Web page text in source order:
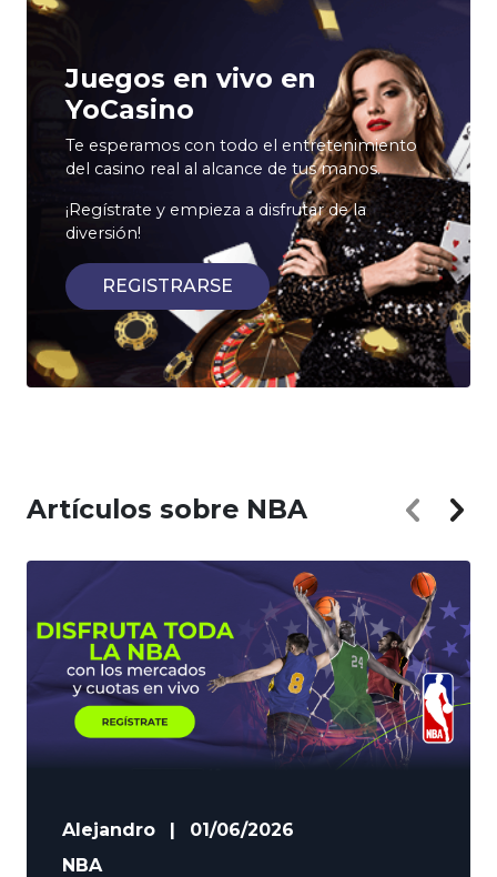
Juegos en vivo en
YoCasino
Te esperamos con todo el entretenimiento
del casino real al alcance de tus manos.
¡Regístrate y empieza a disfrutar de la
diversión!
REGISTRARSE
Artículos sobre NBA
Alejandro |
01/06/2026
NBA